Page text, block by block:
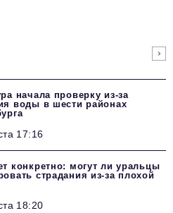
начала проверку из-за
воды в шести районах
17:16
конкретно: могут ли уральцы
страдания из-за плохой
18:20